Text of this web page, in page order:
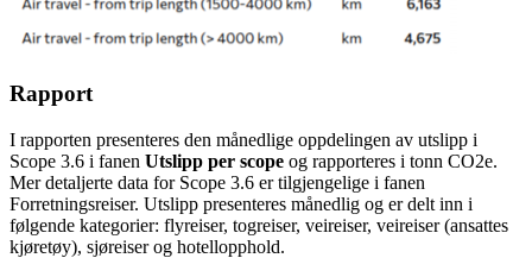
Rapport
I rapporten presenteres den månedlige oppdelingen av utslipp i
Scope 3.6 i fanen Utslipp per scope og rapporteres i tonn CO2e.
Mer detaljerte data for Scope 3.6 er tilgjengelige i fanen
Forretningsreiser. Utslipp presenteres månedlig og er delt inn i
følgende kategorier: flyreiser, togreiser, veireiser, veireiser (ansattes
kjøretøy), sjøreiser og hotellopphold.